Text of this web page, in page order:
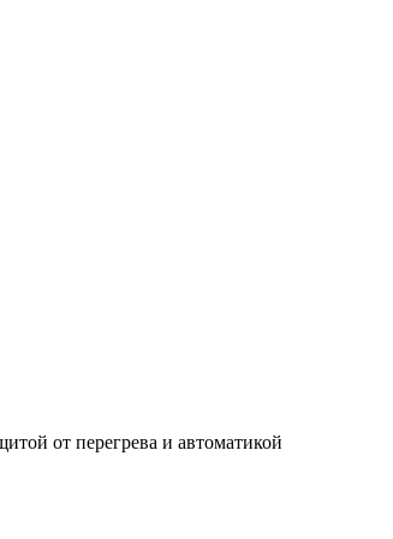
от перегрева и автоматикой